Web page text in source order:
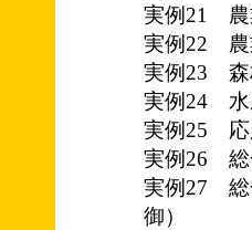
実例21 農
実例22 農
実例23 森
実例24 水
実例25 応
実例26 総
実例27 総
御）